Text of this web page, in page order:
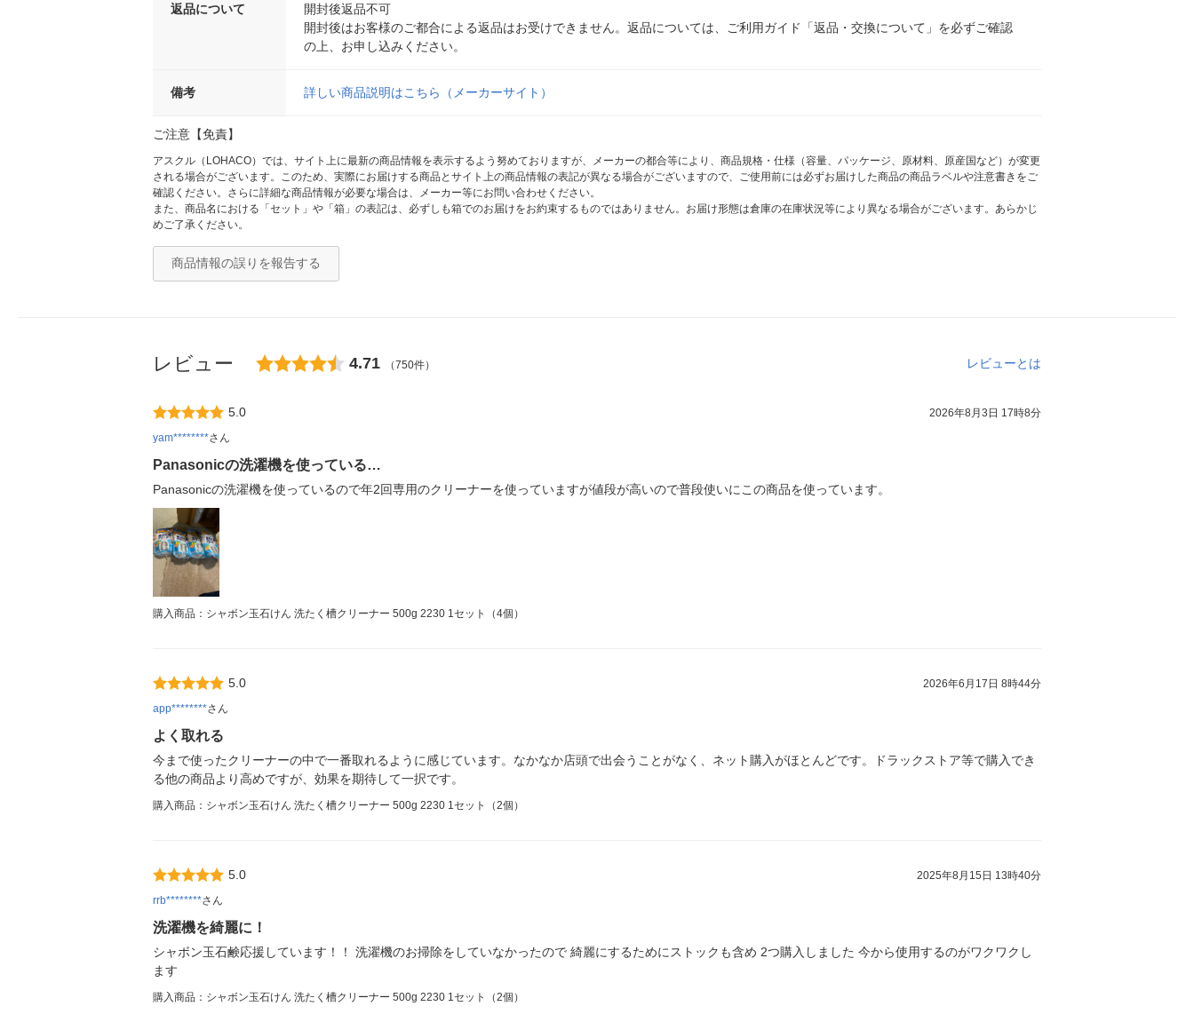
返品について
開封後返品不可
開封後はお客様のご都合による返品はお受けできません。返品については、ご利用ガイド「返品・交換について」を必ずご確認
の上、お申し込みください。
備考 詳しい商品説明はこちら（メーカーサイト）
ご注意【免責】
アスクル（LOHACO）では、サイト上に最新の商品情報を表示するよう努めておりますが、メーカーの都合等により、商品規格・仕様（容量、パッケージ、原材料、原産国など）が変更
される場合がございます。このため、実際にお届けする商品とサイト上の商品情報の表記が異なる場合がございますので、ご使用前には必ずお届けした商品の商品ラベルや注意書きをご
確認ください。さらに詳細な商品情報が必要な場合は、メーカー等にお問い合わせください。
また、商品名における「セット」や「箱」の表記は、必ずしも箱でのお届けをお約束するものではありません。お届け形態は倉庫の在庫状況等により異なる場合がございます。あらかじ
めご了承ください。
商品情報の誤りを報告する
レビュー 4.71 （750件） レビューとは
5.0
2026年8月3日 17時8分
yam********さん
Panasonicの洗濯機を使っている…
Panasonicの洗濯機を使っているので年2回専用のクリーナーを使っていますが値段が高いので普段使いにこの商品を使っています。
購入商品：シャボン玉石けん 洗たく槽クリーナー 500g 2230 1セット（4個）
5.0
2026年6月17日 8時44分
app********さん
よく取れる
今まで使ったクリーナーの中で一番取れるように感じています。なかなか店頭で出会うことがなく、ネット購入がほとんどです。ドラックストア等で購入でき
る他の商品より高めですが、効果を期待して一択です。
購入商品：シャボン玉石けん 洗たく槽クリーナー 500g 2230 1セット（2個）
5.0
2025年8月15日 13時40分
rrb********さん
洗濯機を綺麗に！
シャボン玉石鹸応援しています！！ 洗濯機のお掃除をしていなかったので 綺麗にするためにストックも含め 2つ購入しました 今から使用するのがワクワクし
ます
購入商品：シャボン玉石けん 洗たく槽クリーナー 500g 2230 1セット（2個）